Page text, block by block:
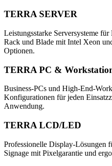
TERRA SERVER
Leistungsstarke Serversysteme
Rack und Blade mit Intel Xeon
Optionen.
TERRA PC &
Business-PCs und High-End-
Konfigurationen für jeden
Anwendung.
TERRA LCD/LED
Professionelle Display-Lösungen
Signage mit Pixelgarantie und